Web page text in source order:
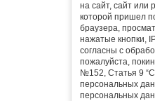
на сайт, сайт или
которой пришел
браузера,
нажатые кнопки,
согласны с
пожалуйста,
№152, Статья 9
персональных
персональных